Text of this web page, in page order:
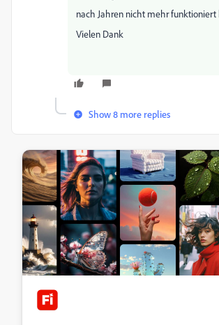
nach Jahren nicht mehr funktioniert
Vielen Dank
Show 8 more replies